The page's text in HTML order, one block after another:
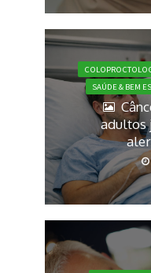
SAÚDE & BEM
adultos